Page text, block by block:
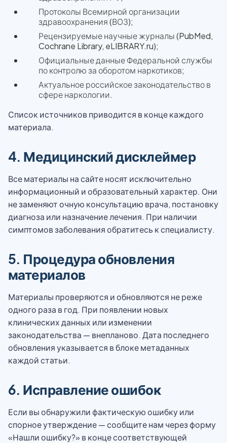
Протоколы Всемирной организации
здравоохранения (ВОЗ);
Рецензируемые научные журналы (PubMed,
Cochrane Library, eLIBRARY.ru);
Официальные данные Федеральной службы
по контролю за оборотом наркотиков;
Актуальное российское законодательство в
сфере наркологии.
Список источников приводится в конце каждого
материала.
4. Медицинский дисклеймер
Все материалы на сайте носят исключительно
информационный и образовательный характер. Они
не заменяют очную консультацию врача, постановку
диагноза или назначение лечения. При наличии
симптомов заболевания обратитесь к специалисту.
5. Процедура обновления
материалов
Материалы проверяются и обновляются не реже
одного раза в год. При появлении новых
клинических данных или изменении
законодательства — внепланово. Дата последнего
обновления указывается в блоке метаданных
каждой статьи.
6. Исправление ошибок
Если вы обнаружили фактическую ошибку или
спорное утверждение — сообщите нам через форму
«Нашли ошибку?» в конце соответствующей